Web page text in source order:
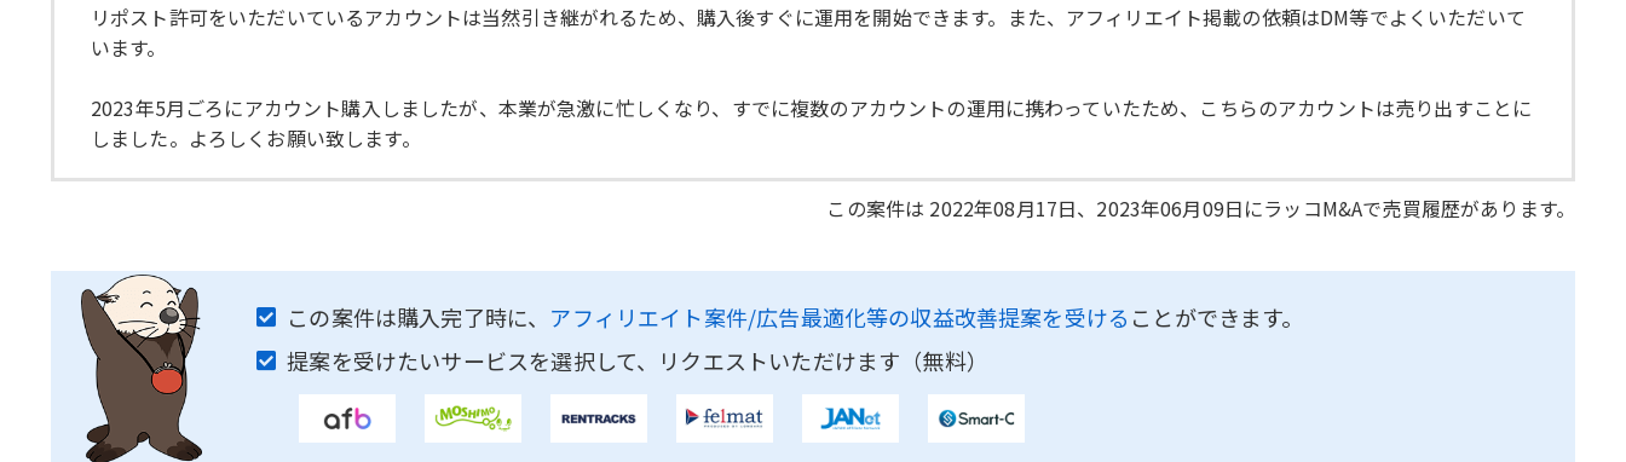
リポスト許可をいただいているアカウントは当然引き継がれるため、購入後すぐに運用を開始できます。また、アフィリエイト掲載の依頼はDM等でよくいただいて
います。
2023年5月ごろにアカウント購入しましたが、本業が急激に忙しくなり、すでに複数のアカウントの運用に携わっていたため、こちらのアカウントは売り出すことに
しました。よろしくお願い致します。
この案件は 2022年08月17日、2023年06月09日にラッコM&Aで売買履歴があります。
この案件は購入完了時に、 アフィリエイト案件/広告最適化等の収益改善提案を受ける ことができます。
提案を受けたいサービスを選択して、リクエストいただけます（無料）